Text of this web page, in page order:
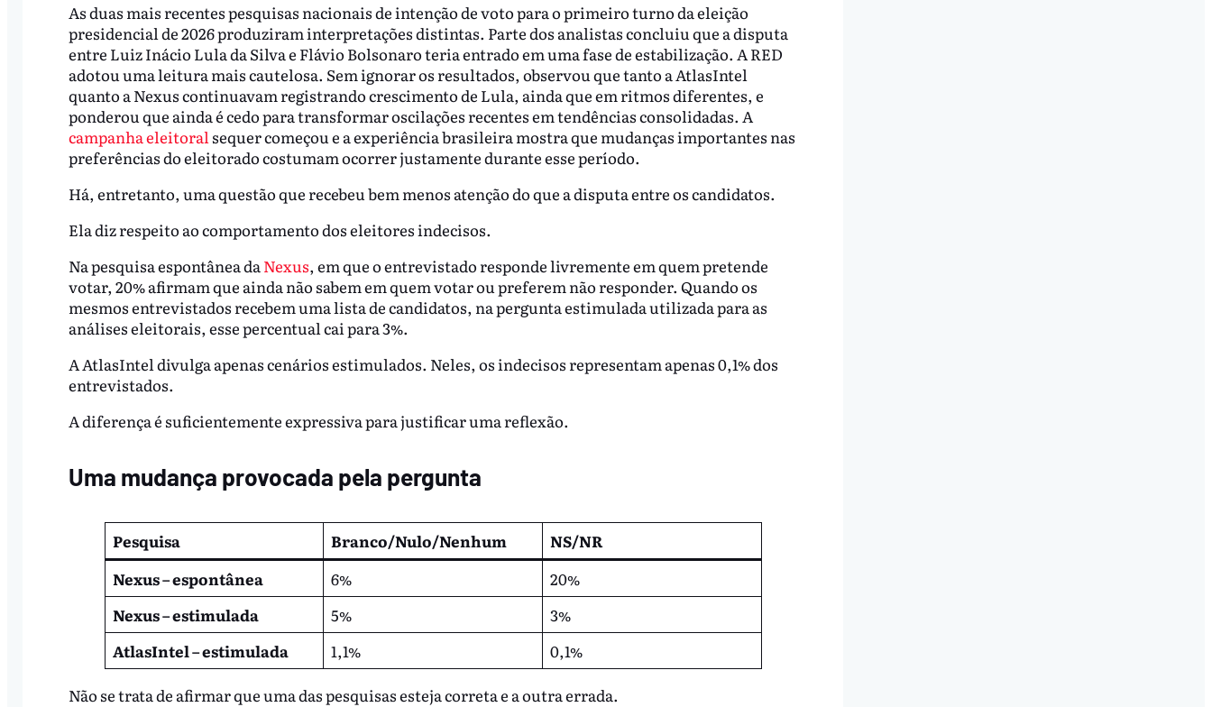
As duas mais recentes pesquisas nacionais de intenção de voto para o primeiro turno da eleição
presidencial de 2026 produziram interpretações distintas. Parte dos analistas concluiu que a disputa
entre Luiz Inácio Lula da Silva e Flávio Bolsonaro teria entrado em uma fase de estabilização. A RED
adotou uma leitura mais cautelosa. Sem ignorar os resultados, observou que tanto a AtlasIntel
quanto a Nexus continuavam registrando crescimento de Lula, ainda que em ritmos diferentes, e
ponderou que ainda é cedo para transformar oscilações recentes em tendências consolidadas. A
campanha eleitoralsequer começou e a experiência brasileira mostra que mudanças importantes nas
preferências do eleitorado costumam ocorrer justamente durante esse período.
Há, entretanto, uma questão que recebeu bem menos atenção do que a disputa entre os candidatos.
Ela diz respeito ao comportamento dos eleitores indecisos.
Na pesquisa espontânea da Nexus, em que o entrevistado responde livremente em quem pretende
votar, 20% afirmam que ainda não sabem em quem votar ou preferem não responder. Quando os
mesmos entrevistados recebem uma lista de candidatos, na pergunta estimulada utilizada para as
análises eleitorais, esse percentual cai para 3%.
A AtlasIntel divulga apenas cenários estimulados. Neles, os indecisos representam apenas 0,1% dos
entrevistados.
A diferença é suficientemente expressiva para justificar uma reflexão.
Uma mudança provocada pela pergunta
Pesquisa Branco/Nulo/Nenhum
NS/NR
Nexus – espontânea
6%
20%
Nexus – estimulada
5%
3%
AtlasIntel – estimulada
1,1%
0,1%
Não se trata de afirmar que uma das pesquisas esteja correta e a outra errada.